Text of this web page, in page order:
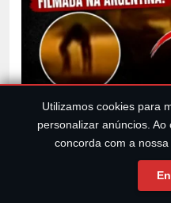
Figura Humanoide
Utilizamos cookies para
personalizar anúncios.
concorda com a nossa